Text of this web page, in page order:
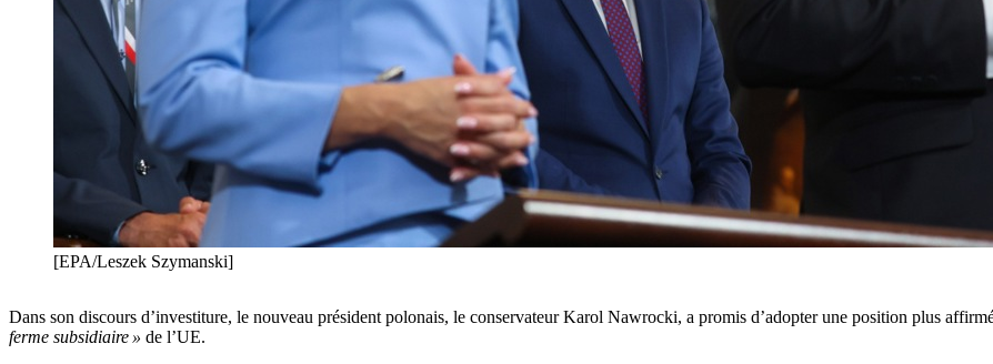
[EPA/Leszek Szymanski]
Dans son discours d’investiture, le nouveau président polonais, le conservateur Karol Nawrocki, a promis d’adopter une position plus
ferme subsidiaire » de l’UE.